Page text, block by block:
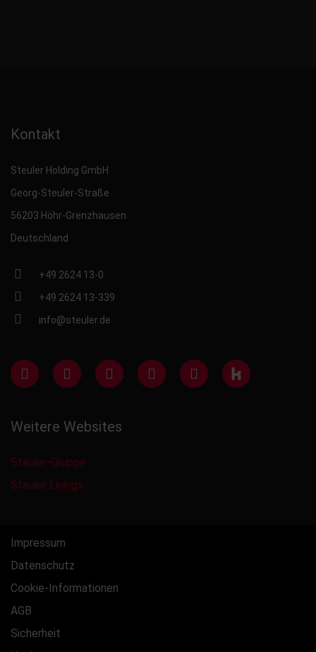
Kontakt
Steuler Holding GmbH
Georg-Steuler-Straße
56203 Höhr-Grenzhausen
Deutschland
+49 2624 13-0
+49 2624 13-339
info@steuler.de
Weitere Websites
Steuler-Gruppe
Steuler Linings
Impressum
Datenschutz
Cookie-Informationen
AGB
Sicherheit